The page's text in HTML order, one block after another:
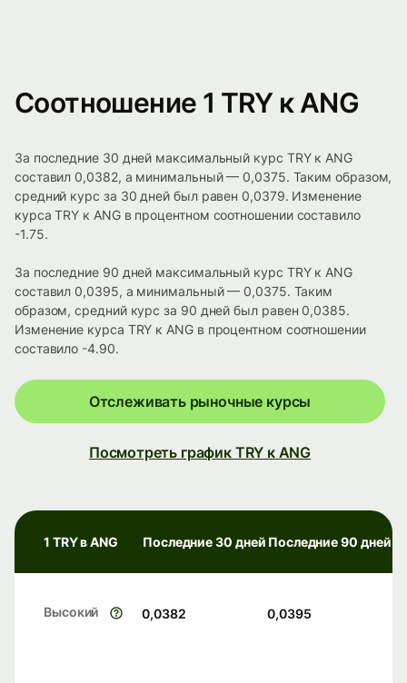
Соотношение 1 TRY к ANG
За последние 30 дней максимальный курс TRY к ANG
составил 0,0382, а минимальный — 0,0375. Таким образом,
средний курс за 30 дней был равен 0,0379. Изменение
курса TRY к ANG в процентном соотношении составило
-1.75.
За последние 90 дней максимальный курс TRY к ANG
составил 0,0395, а минимальный — 0,0375. Таким
образом, средний курс за 90 дней был равен 0,0385.
Изменение курса TRY к ANG в процентном соотношении
составило -4.90.
Отслеживать рыночные курсы
Посмотреть график TRY к ANG
1 TRY в ANG Последние 30 дней Последние 90 дней
Высокий 0,0382 0,0395